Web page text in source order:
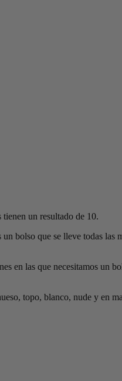
un resultado de 10.
bolso que se lleve todas las
en las que necesitamos un
topo, blanco, nude y en